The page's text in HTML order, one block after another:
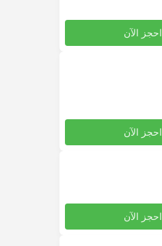
احجز الآن
احجز الآن
احجز الآن